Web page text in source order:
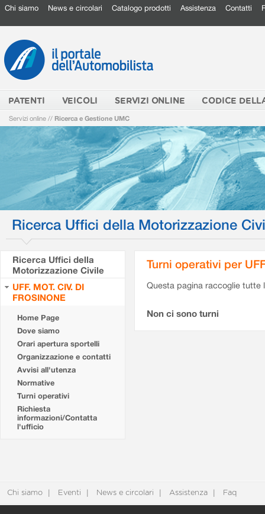
Chi siamo News e circolari Catalogo prodotti Assistenza Contatti
PATENTI VEICOLI SERVIZI ONLINE CODICE
Servizi online // Ricerca e Gestione UMC
Ricerca Uffici della Motorizzazione
Ricerca Uffici della
Motorizzazione Civile
UFF. MOT. CIV. DI
FROSINONE
Home Page
Dove siamo
Orari apertura sportelli
Organizzazione e contatti
Avvisi all'utenza
Normative
Turni operativi
Richiesta
informazioni/Contatta
l'ufficio
Turni operativi per
Questa pagina raccoglie tutte
Non ci sono turni
Chi siamo Eventi News e circolari Assistenza Faq